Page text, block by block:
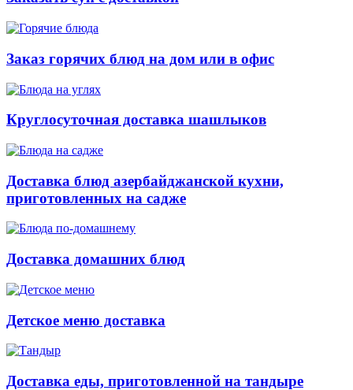
Заказ горячих блюд на дом или в офис
Круглосуточная доставка шашлыков
Доставка блюд азербайджанской кухни,
приготовленных на садже
Доставка домашних блюд
Детское меню доставка
Доставка еды, приготовленной на тандыре